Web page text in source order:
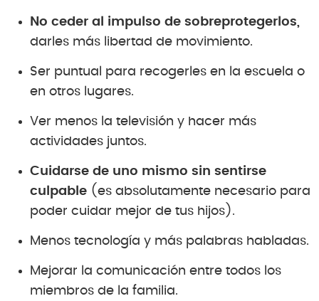
No ceder al impulso de sobreprotegerlos,
darles más libertad de movimiento.
Ser puntual para recogerles en la escuela o
en otros lugares.
Ver menos la televisión y hacer más
actividades juntos.
Cuidarse de uno mismo sin sentirse
culpable (es absolutamente necesario para
poder cuidar mejor de tus hijos).
Menos tecnología y más palabras habladas.
Mejorar la comunicación entre todos los
miembros de la familia.